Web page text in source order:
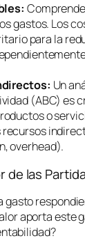
gastos. Los
para la
Un
(ABC) es
o
overhead).
de las
gasto
aporta este